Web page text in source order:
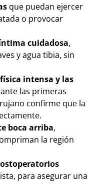
que puedan ejercer
o provocar
cuidadosa,
y agua tibia, sin
intensa y las
las primeras
confirme que la
boca arriba,
la región
para asegurar una